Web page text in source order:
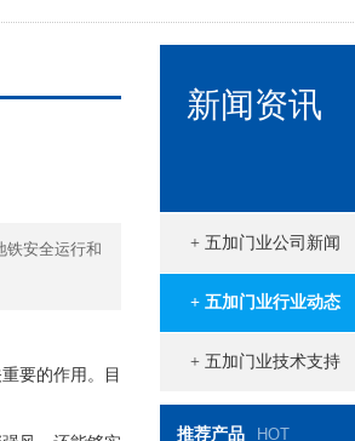
铁安全运行和
要的作用。目
新闻资讯
+ 五加门业公司新闻
+ 五加门业行业动态
+ 五加门业技术支持
推荐产品 HOT